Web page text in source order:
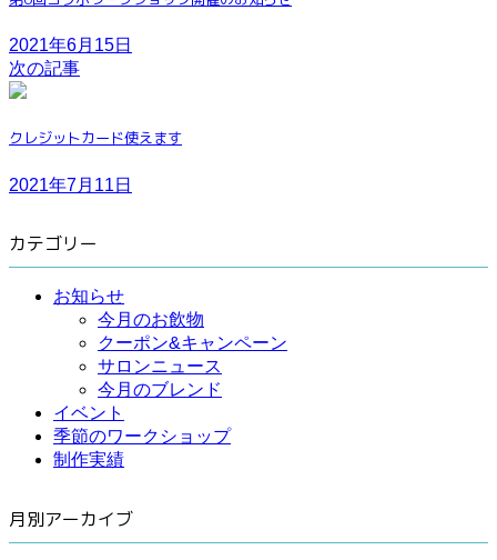
2021年6月15日
次の記事
クレジットカード使えます
2021年7月11日
カテゴリー
お知らせ
今月のお飲物
クーポン&キャンペーン
サロンニュース
今月のブレンド
イベント
季節のワークショップ
制作実績
月別アーカイブ